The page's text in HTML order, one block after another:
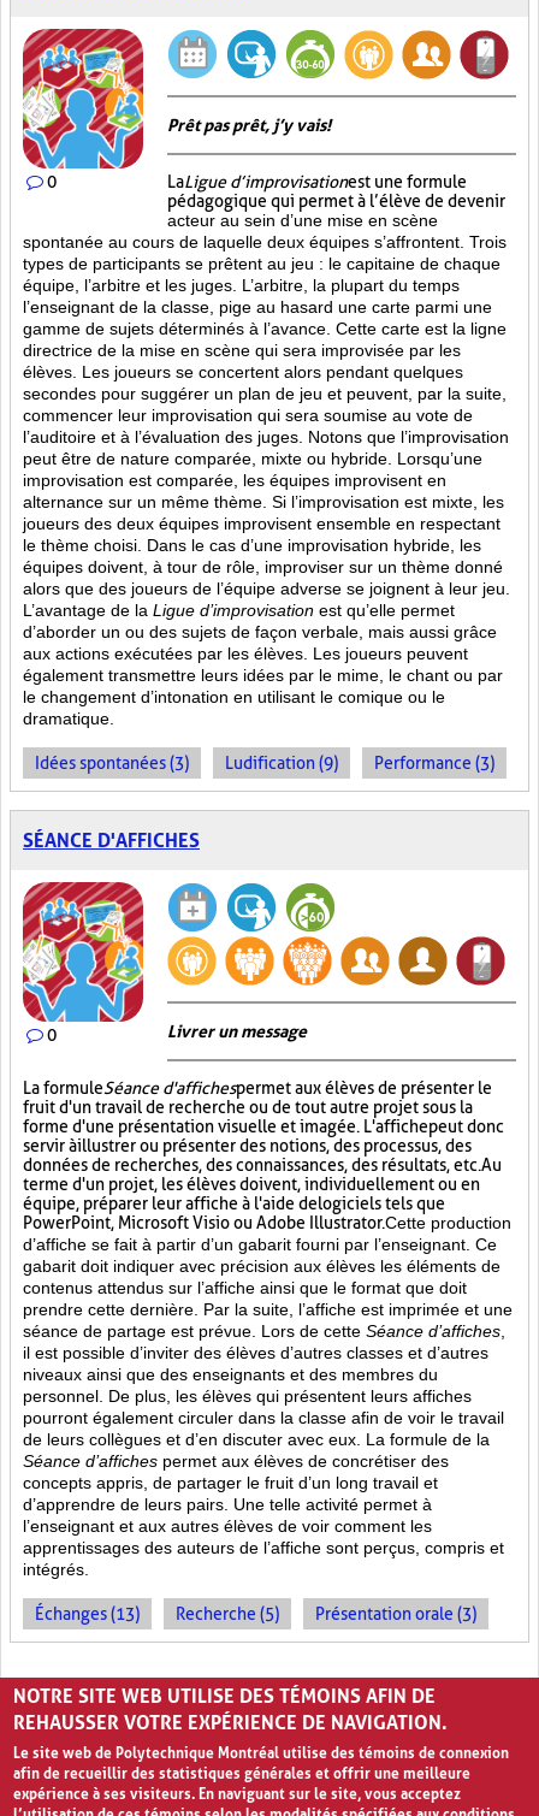
0
Prêt pas prêt, j’y vais!
LaLigue d’improvisationest une formule
pédagogique qui permet à l’élève de devenir
acteur au sein d’une mise en scène
spontanée au cours de laquelle deux équipes s’affrontent. Trois
types de participants se prêtent au jeu : le capitaine de chaque
équipe, l’arbitre et les juges. L’arbitre, la plupart du temps
l’enseignant de la classe, pige au hasard une carte parmi une
gamme de sujets déterminés à l’avance. Cette carte est la ligne
directrice de la mise en scène qui sera improvisée par les
élèves. Les joueurs se concertent alors pendant quelques
secondes pour suggérer un plan de jeu et peuvent, par la suite,
commencer leur improvisation qui sera soumise au vote de
l’auditoire et à l’évaluation des juges. Notons que l’improvisation
peut être de nature comparée, mixte ou hybride. Lorsqu’une
improvisation est comparée, les équipes improvisent en
alternance sur un même thème. Si l’improvisation est mixte, les
joueurs des deux équipes improvisent ensemble en respectant
le thème choisi. Dans le cas d’une improvisation hybride, les
équipes doivent, à tour de rôle, improviser sur un thème donné
alors que des joueurs de l’équipe adverse se joignent à leur jeu.
L’avantage de la Ligue d’improvisation est qu’elle permet
d’aborder un ou des sujets de façon verbale, mais aussi grâce
aux actions exécutées par les élèves. Les joueurs peuvent
également transmettre leurs idées par le mime, le chant ou par
le changement d’intonation en utilisant le comique ou le
dramatique.
Idées spontanées (3) Ludification (9) Performance (3)
SÉANCE D'AFFICHES
0 Livrer un message
La formuleSéance d'affichespermet aux élèves de présenter le
fruit d'un travail de recherche ou de tout autre projet sous la
forme d'une présentation visuelle et imagée. L'affichepeut donc
servir à illustrer ou présenter des notions, des processus, des
données de recherches, des connaissances, des résultats, etc. Au
terme d'un projet, les élèves doivent, individuellement ou en
équipe, préparer leur affiche à l'aide de logiciels tels que
PowerPoint, Microsoft Visio ou Adobe Illustrator.Cette production
d’affiche se fait à partir d’un gabarit fourni par l’enseignant. Ce
gabarit doit indiquer avec précision aux élèves les éléments de
contenus attendus sur l’affiche ainsi que le format que doit
prendre cette dernière. Par la suite, l’affiche est imprimée et une
séance de partage est prévue. Lors de cette Séance d’affiches
il est possible d’inviter des élèves d’autres classes et d’autres
niveaux ainsi que des enseignants et des membres du
personnel. De plus, les élèves qui présentent leurs affiches
pourront également circuler dans la classe afin de voir le travail
de leurs collègues et d’en discuter avec eux. La formule de la
Séance d’affiches permet aux élèves de concrétiser des
concepts appris, de partager le fruit d’un long travail et
d’apprendre de leurs pairs. Une telle activité permet à
l’enseignant et aux autres élèves de voir comment les
apprentissages des auteurs de l’affiche sont perçus, compris et
intégrés.
Échanges (13) Recherche (5) Présentation orale (3)
PAGES
1 2 › »
NOTRE SITE WEB UTILISE DES TÉMOINS AFIN DE
REHAUSSER VOTRE EXPÉRIENCE DE NAVIGATION.
Le site web de Polytechnique Montréal utilise des témoins de connexion
afin de recueillir des statistiques générales et offrir une meilleure
expérience à ses visiteurs. En naviguant sur le site, vous acceptez